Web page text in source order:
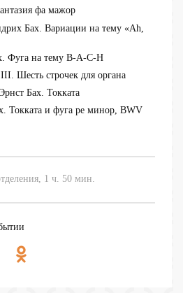
фа мажор
Бах. Вариации на тему «Ah,
Фуга на тему B-A-C-H
Шесть строчек для органа
Бах. Токката
Токката и фуга ре минор, BWV
1 ч. 50 мин.